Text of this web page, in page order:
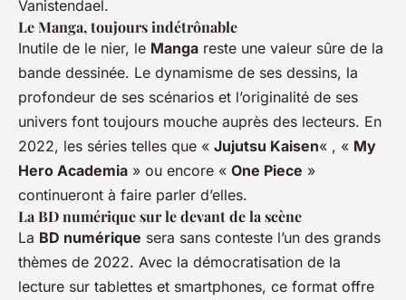
Vanistendael.
Le Manga, toujours indétrônable
Inutile de le nier, le Manga reste une valeur sûre de la
bande dessinée. Le dynamisme de ses dessins, la
profondeur de ses scénarios et l’originalité de ses
univers font toujours mouche auprès des lecteurs. En
2022, les séries telles que « Jujutsu Kaisen« , « My
Hero Academia » ou encore « One Piece »
continueront à faire parler d’elles.
La BD numérique sur le devant de la scène
La BD numérique sera sans conteste l’un des grands
thèmes de 2022. Avec la démocratisation de la
lecture sur tablettes et smartphones, ce format offre